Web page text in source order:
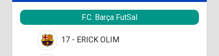
F.C. Barça FutSal
17 - ERICK OLIM